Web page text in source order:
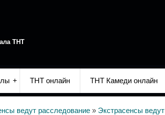
ТНТ
ТНТ онлайн ТНТ Камеди онлайн
ведут расследование » Экстрасенсы ведут